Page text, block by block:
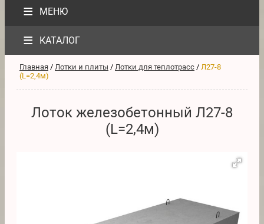
≡ МЕНЮ
≡ КАТАЛОГ
Главная / Лотки и плиты / Лотки для теплотрасс / Л27-8
(L=2,4м)
Лоток железобетонный Л27-8
(L=2,4м)